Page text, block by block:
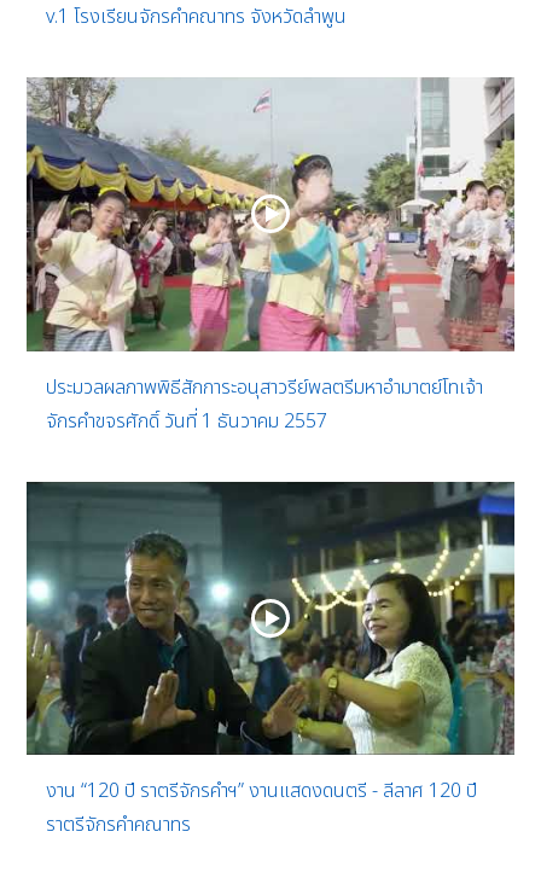
v.1 โรงเรียนจักรคำคณาทร จังหวัดลำพูน
ประมวลผลภาพพิธีสักการะอนุสาวรีย์พลตรีมหาอำมาตย์โทเจ้า
จักรคำขจรศักดิ์ วันที่ 1 ธันวาคม 2557
งาน “120 ปี ราตรีจักรคำฯ” งานแสดงดนตรี - ลีลาศ 120 ปี
ราตรีจักรคำคณาทร